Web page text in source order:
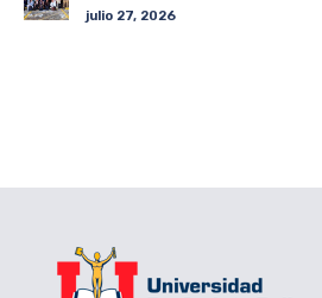
julio 27, 2026